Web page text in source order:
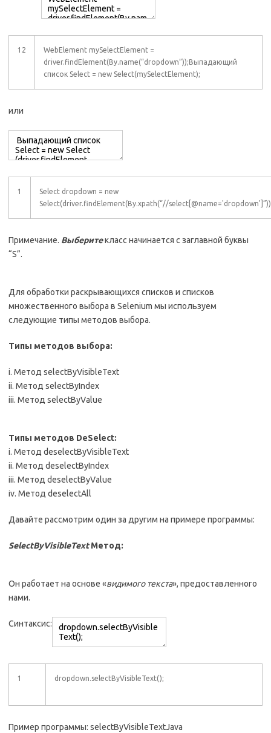
12
WebElement mySelectElement =
driver.findElement(By.name(“dropdown”));Выпадающий
список Select = new Select(mySelectElement);
или
1
Select dropdown = new
Select(driver.findElement(By.xpath(“//
Примечание. Выберитекласс начинается с заглавной буквы
“S”.
Для обработки раскрывающихся списков и списков
множественного выбора в Selenium мы используем
следующие типы методов выбора.
Типы методов выбора:
i. Метод selectByVisibleText
ii. Метод selectByIndex
iii. Метод selectByValue
Типы методов DeSelect:
i. Метод deselectByVisibleText
ii. Метод deselectByIndex
iii. Метод deselectByValue
iv. Метод deselectAll
Давайте рассмотрим один за другим на примере программы:
SelectByVisibleTextМетод:
Он работает на основе «видимого текста», предоставленного
нами.
Синтаксис:
1 dropdown.selectByVisibleText();
Пример программы: selectByVisibleTextJava